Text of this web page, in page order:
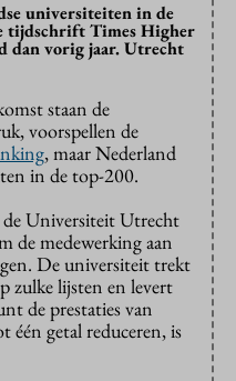
universiteiten in de
tijdschrift Times Higher
dan vorig jaar. Utrecht
staan de
voorspellen de
, maar Nederland
in de top-200.
Universiteit Utrecht
de medewerking aan
De universiteit trekt
zulke lijsten en levert
de prestaties van
getal reduceren, is